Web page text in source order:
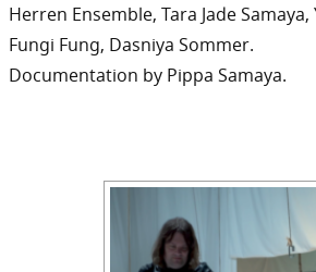
Herren Ensemble, Tara Jade
Fungi Fung, Dasniya Sommer.
Documentation by Pippa Samaya.